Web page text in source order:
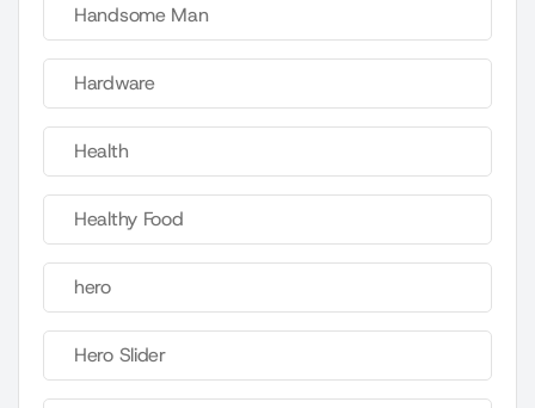
Handsome Man
Hardware
Health
Healthy Food
hero
Hero Slider